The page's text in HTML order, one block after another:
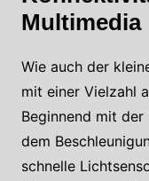
Multimedia
Wie auch der
mit einer Vielzahl
Beginnend mit der
dem
schnelle